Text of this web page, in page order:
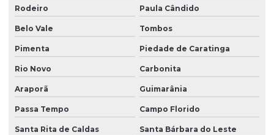
Rodeiro Paula Cândido
Belo Vale Tombos
Pimenta Piedade de Caratinga
Rio Novo Carbonita
Araporã Guimarânia
Passa Tempo Campo Florido
Santa Rita de Caldas Santa Bárbara do Leste